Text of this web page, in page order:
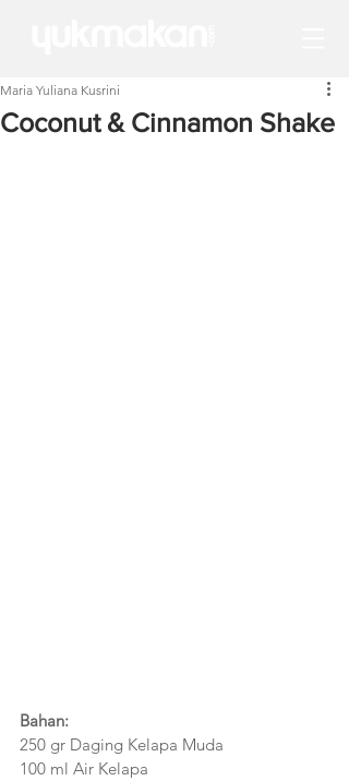
Coconut & Cinnamon Shake
Maria Yuliana Kusrini
Bahan:
250 gr Daging Kelapa Muda
100 ml Air Kelapa